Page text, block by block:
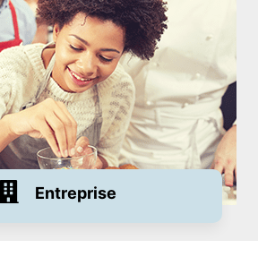
Entreprise